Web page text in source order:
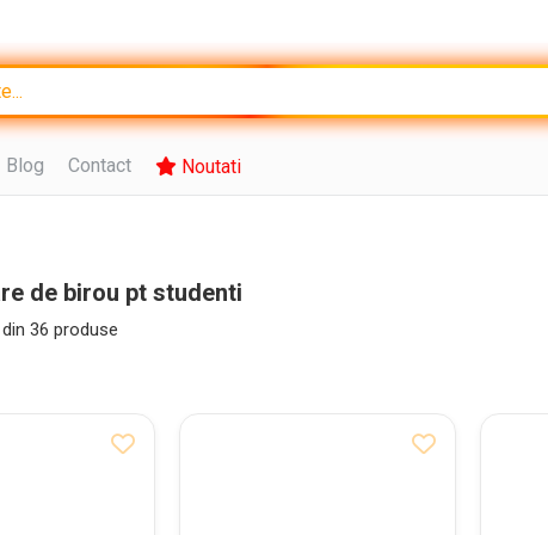
Blog Contact Noutati
de birou pt studenti
din 36 produse